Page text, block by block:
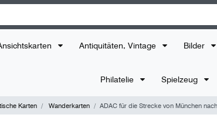
Antiquitäten, Vintage Bilder
Philatelie Spielzeug
Karten Wanderkarten ADAC für die Strecke von München